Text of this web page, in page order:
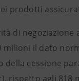
prodotti
di negoziazione
milioni il dato
della cessione
rispetto agli 818